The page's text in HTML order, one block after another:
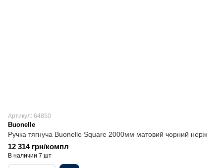
Артикул: 64850
Buonelle
Ручка тягнуча Buonelle Square 2000мм матовий чорний нерж
12 314 грн/компл
В наличии 7 шт